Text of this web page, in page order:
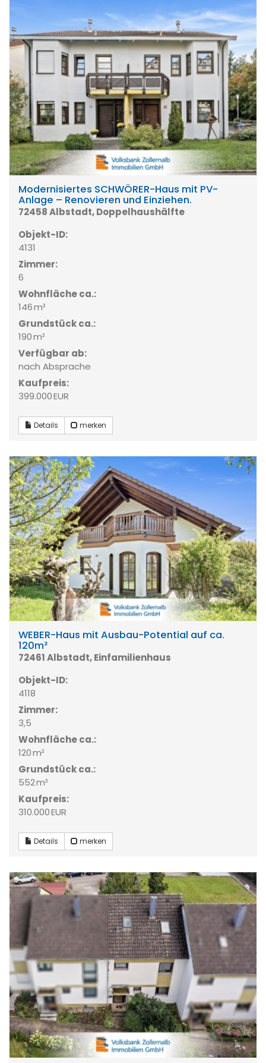
Modernisiertes SCHWÖRER-Haus mit PV-
Anlage – Renovieren und Einziehen.
72458 Albstadt, Doppelhaushälfte
Objekt-ID:
4131
Zimmer:
6
Wohnfläche ca.:
146 m²
Grund­stück ca.:
190 m²
Verfügbar ab:
nach Absprache
Kaufpreis:
399.000 EUR
Details merken
WEBER-Haus mit Ausbau-Potential auf ca.
120m²
72461 Albstadt, Einfamilienhaus
Objekt-ID:
4118
Zimmer:
3,5
Wohnfläche ca.:
120 m²
Grund­stück ca.:
552 m²
Kaufpreis:
310.000 EUR
Details merken